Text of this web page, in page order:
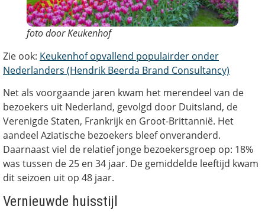
foto door Keukenhof
Zie ook: Keukenhof opvallend populairder onder
Nederlanders (Hendrik Beerda Brand Consultancy)
Net als voorgaande jaren kwam het merendeel van de
bezoekers uit Nederland, gevolgd door Duitsland, de
Verenigde Staten, Frankrijk en Groot-Brittannië. Het
aandeel Aziatische bezoekers bleef onveranderd.
Daarnaast viel de relatief jonge bezoekersgroep op: 18%
was tussen de 25 en 34 jaar. De gemiddelde leeftijd kwam
dit seizoen uit op 48 jaar.
Vernieuwde huisstijl